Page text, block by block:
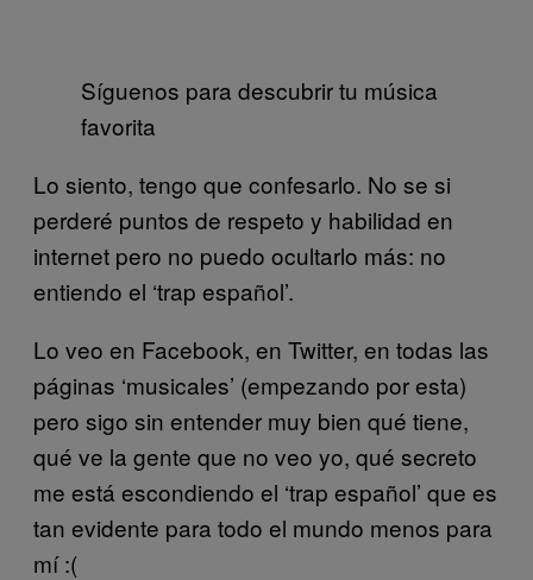
Síguenos para descubrir tu música
favorita
Lo siento, tengo que confesarlo. No se si
perderé puntos de respeto y habilidad en
internet pero no puedo ocultarlo más: no
entiendo el ‘trap español’.
Lo veo en Facebook, en Twitter, en todas las
páginas ‘musicales’ (empezando por esta)
pero sigo sin entender muy bien qué tiene,
qué ve la gente que no veo yo, qué secreto
me está escondiendo el ‘trap español’ que es
tan evidente para todo el mundo menos para
mí :(